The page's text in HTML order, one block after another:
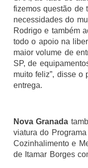
fizemos questão de
necessidades do
Rodrigo e também
todo o apoio na
maior volume de
SP, de
muito feliz”, disse o
entrega.
Nova Granada
viatura do
Cozinhalimento e
de Itamar Borges